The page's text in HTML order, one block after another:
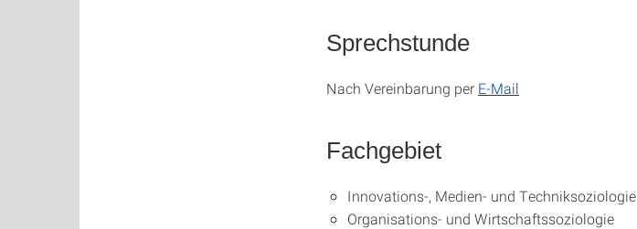
Sprechstunde
Nach Vereinbarung per E-Mail
Fachgebiet
Innovations-, Medien- und Techniksoziologie
Organisations- und Wirtschaftssoziologie